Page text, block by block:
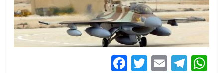
W
T
E
T